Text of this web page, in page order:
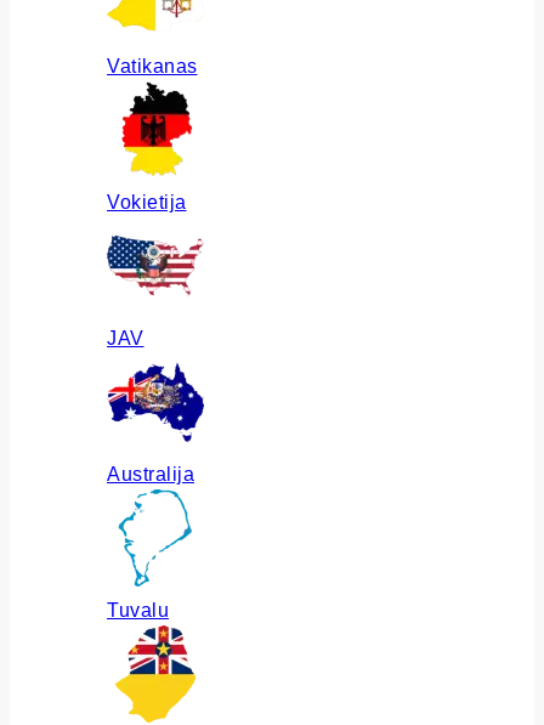
Vatikanas
Vokietija
JAV
Australija
Tuvalu